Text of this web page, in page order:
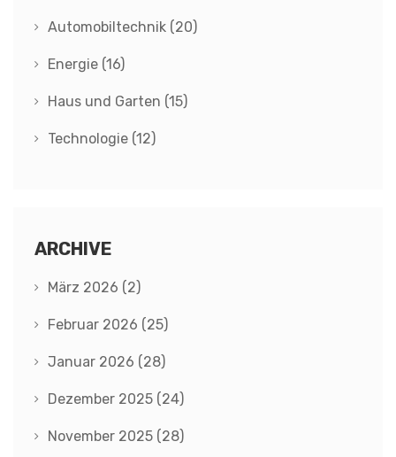
Automobiltechnik (20)
Energie (16)
Haus und Garten (15)
Technologie (12)
ARCHIVE
März 2026 (2)
Februar 2026 (25)
Januar 2026 (28)
Dezember 2025 (24)
November 2025 (28)